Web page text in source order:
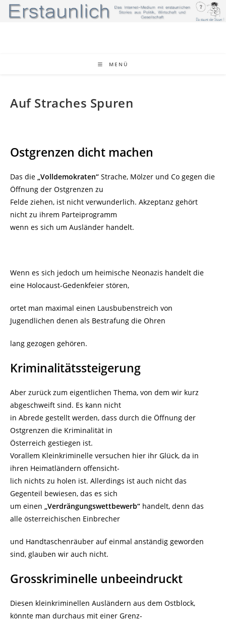
Zum
Inhalt
MENÜ
Auf Straches Spuren
Ostgrenzen dicht machen
Das die „Volldemokraten“ Strache, Mölzer und Co gegen die
Öffnung der Ostgrenzen zu
Felde ziehen, ist nicht verwunderlich. Akzeptanz gehört
nicht zu ihrem Parteiprogramm
wenn es sich um Ausländer handelt.
Wenn es sich jedoch um heimische Neonazis handelt die
eine Holocaust-Gedenkfeier stören,
ortet man maximal einen Lausbubenstreich von
Jugendlichen denen als Bestrafung die Ohren
lang gezogen gehören.
Kriminalitätssteigerung
Aber zurück zum eigentlichen Thema, von dem wir kurz
abgeschweift sind. Es kann nicht
in Abrede gestellt werden, dass durch die Öffnung der
Ostgrenzen die Kriminalität in
Österreich gestiegen ist.
Vorallem Kleinkriminelle versuchen hier ihr Glück, da in
ihren Heimatländern offensicht-
lich nichts zu holen ist. Allerdings ist auch nicht das
Gegenteil bewiesen, das es sich
um einen „Verdrängungswettbewerb“ handelt, denn das
alle österreichischen Einbrecher
und Handtaschenräuber auf einmal anständig geworden
sind, glauben wir auch nicht.
Grosskriminelle unbeeindruckt
Diesen kleinkriminellen Ausländern aus dem Ostblock,
könnte man durchaus mit einer Grenz-